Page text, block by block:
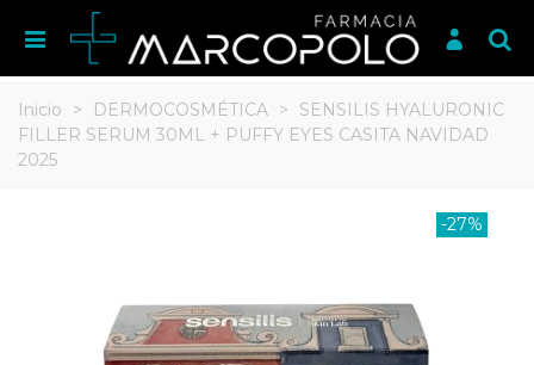
Inicio > DERMOCOSMÉTICA >
SENSILIS HYALURONIC
FILLER SERUM 30ML + PUFFY EYES CASITA NAVIDAD
2025
-27%